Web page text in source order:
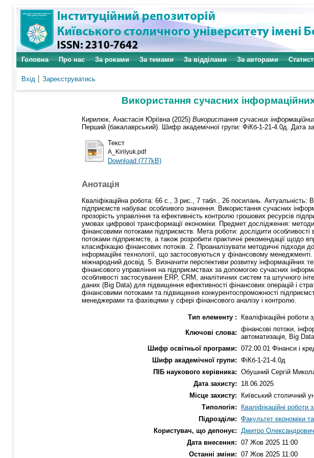
Головна Про нас За роками За темами За відділами За авторами
Вхід Зареєструватись
Використання сучасних
Кирилюк, Анастасія Юріївна (2025) Використання сучасних
Перший (бакалаврський). Шифр академічної групи: ФіКб-1-21-4.0д. Дата
Текст
A_Kirilyuk.pdf
Download (777kB)
Анотація
Кваліфікаційна робота: 66 с., 3 рис., 7 табл., 26 посилань. Актуальність:
підприємств набуває особливого значення. Використання сучасних
прозорість управління та ефективність контролю грошових ресурсів
умовах цифрової трансформації економіки. Предмет дослідження:
фінансовими потоками підприємств. Мета роботи: дослідити
потоками підприємств, а також розробити практичні рекомендації щодо
класифікацію фінансових потоків. 2. Проаналізувати методичні підходи
інформаційні технології, що застосовуються у фінансовому
міжнародний досвід. 5. Визначити перспективи розвитку інформаційних
фінансового управління на підприємствах за допомогою сучасних
особливості застосування ERP, CRM, аналітичних систем та штучного
даних (Big Data) для підвищення ефективності фінансових операцій і
фінансовими потоками та підвищення конкурентоспроможності
менеджерами та фахівцями у сфері фінансового аналізу і контролю.
Тип елементу :
Кваліфікаційні
Ключові слова: фінансові потоки,
автоматизація, Big
Шифр освітньої програми: 072.00.01 Фінанси і
Шифр академічної групи: ФіКб-1-21-4.0д
ПІБ наукового керівника: Обушний Сергій
Дата захисту:
18.06.2025
Місце захисту:
Київський столичний
Типологія:
Кваліфікаційні роботи
Підрозділи: Факультет економіки
Користувач, що депонує:
Дмитро
Дата внесення: 07 Жов 2025 11:00
Останні зміни: 07 Жов 2025 11:00